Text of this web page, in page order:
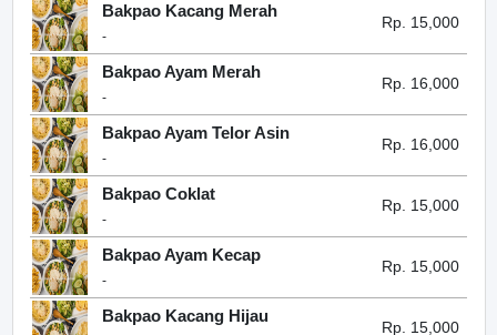
Bakpao Kacang Merah
-
Rp. 15,000
Bakpao Ayam Merah
-
Rp. 16,000
Bakpao Ayam Telor Asin
-
Rp. 16,000
Bakpao Coklat
-
Rp. 15,000
Bakpao Ayam Kecap
-
Rp. 15,000
Bakpao Kacang Hijau
Rp. 15,000